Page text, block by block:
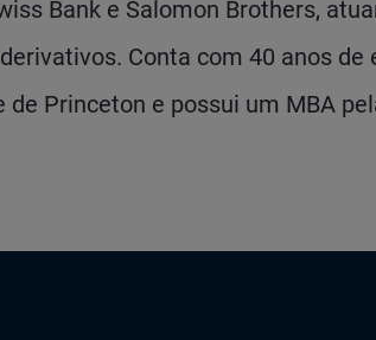
Bank e Salomon Brothers,
Conta com 40 anos de
Princeton e possui um MBA